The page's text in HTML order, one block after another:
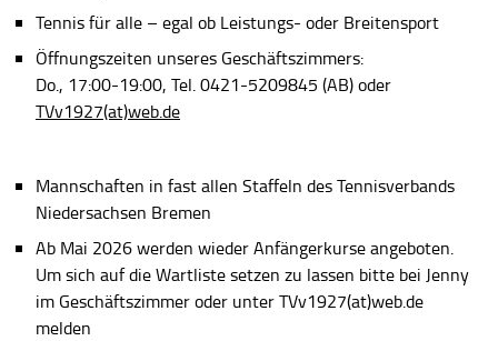
Tennis für alle – egal ob Leistungs- oder Breitensport
Öffnungszeiten unseres Geschäftszimmers:
Do., 17:00-19:00, Tel. 0421-5209845 (AB) oder
TVv1927(at)web.de
Mannschaften in fast allen Staffeln des Tennisverbands
Niedersachsen Bremen
Ab Mai 2026 werden wieder Anfängerkurse angeboten.
Um sich auf die Wartliste setzen zu lassen bitte bei Jenny
im Geschäftszimmer oder unter TVv1927(at)web.de
melden